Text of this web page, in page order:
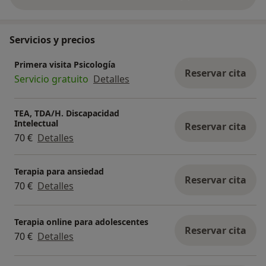
comprenderlo:
dentro de tu historia.
Y ese proceso no se hace en soledad.
Se construye en relación.
Ahí es donde la terapia cobra sentido: como un
espacio donde poder entender, integrar y
transformar lo que hoy te bloquea.
Servicios y precios
Primera visita Psicología
Servicio gratuito Detalles Reservar cita
TEA, TDA/H. Discapacidad
Intelectual
70 € Detalles
Reservar cita
Terapia para ansiedad
70 € Detalles Reservar cita
Terapia online para adolescentes
70 € Detalles Reservar cita